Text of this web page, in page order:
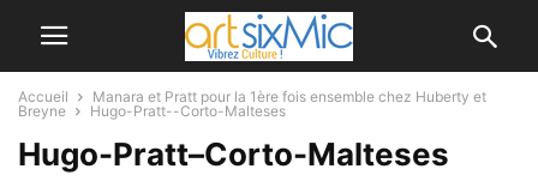
Accueil
Manara et Pratt pour la 1ère fois ensemble chez Huberty et
Breyne
Hugo-Pratt--Corto-Malteses
Hugo-Pratt–Corto-Malteses